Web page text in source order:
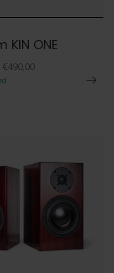
KIN ONE
€490,00